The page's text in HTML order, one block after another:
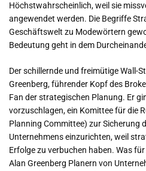
Höchstwahrscheinlich, weil sie
angewendet werden. Die Begriffe
Geschäftswelt zu Modewörtern
Bedeutung geht in dem
Der schillernde und freimütige Wall-
Greenberg, führender Kopf des
Fan der strategischen Planung. Er
vorzuschlagen, ein Komittee für die
Planning Committee) zur Sicherung
Unternehmens einzurichten, weil
Erfolge zu verbuchen haben. Was
Alan Greenberg Planern von